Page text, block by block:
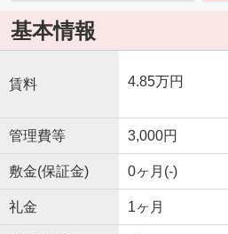
基本情報
賃料 4.85万円
管理費等 3,000円
敷金(保証金) 0ヶ月(-)
礼金 1ヶ月